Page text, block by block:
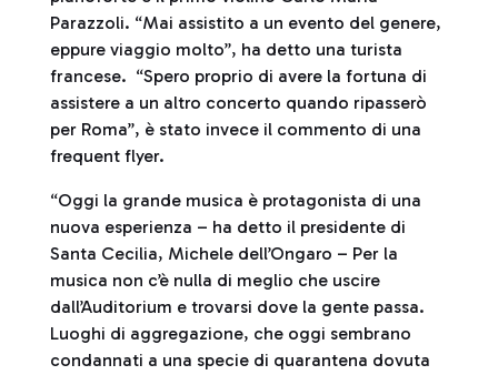
Parazzoli. “Mai assistito a un evento del genere,
eppure viaggio molto”, ha detto una turista
francese. “Spero proprio di avere la fortuna di
assistere a un altro concerto quando ripasserò
per Roma”, è stato invece il commento di una
frequent flyer.
“Oggi la grande musica è protagonista di una
nuova esperienza – ha detto il presidente di
Santa Cecilia, Michele dell’Ongaro – Per la
musica non c’è nulla di meglio che uscire
dall’Auditorium e trovarsi dove la gente passa.
Luoghi di aggregazione, che oggi sembrano
condannati a una specie di quarantena dovuta